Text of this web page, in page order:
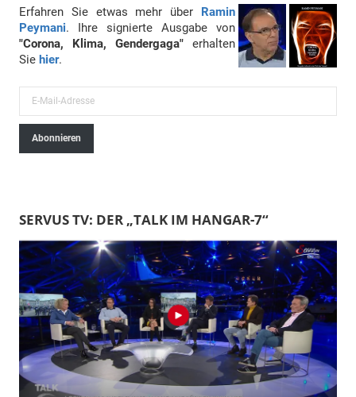
Erfahren Sie etwas mehr über Ramin
Peymani. Ihre signierte Ausgabe von
"Corona, Klima, Gendergaga" erhalten
Sie hier.
-
-
A
d
r
e
s
s
Abonnieren
SERVUS TV: DER „TALK IM HANGAR-7“